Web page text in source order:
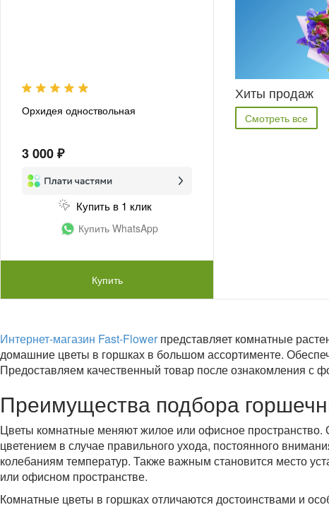
Орхидея одноствольная
3 000 ₽
Купить в 1 клик
Купить WhatsApp
Купить
Хиты продаж
Смотреть все
Интернет-магазин Fast-Flower представляет комнатные
домашние цветы в горшках в большом ассортименте.
Предоставляем качественный товар после ознакомления с
Преимущества подбора
Цветы комнатные меняют жилое или офисное
цветением в случае правильного ухода, постоянного
колебаниям температур. Также важным становится место
или офисном пространстве.
Комнатные цветы в горшках отличаются достоинствами и